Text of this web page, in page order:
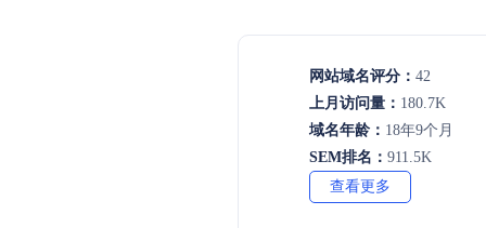
网站域名评分： 42
上月访问量： 180.7K
域名年龄： 18年9个月
SEM排名： 911.5K
查看更多